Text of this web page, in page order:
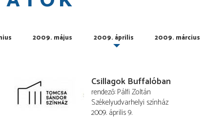
2009. május 2009. április 2009. március
Csillagok Buffalóban
rendező Pálfi Zoltán
Székelyudvarhelyi színház
2009. április 9.